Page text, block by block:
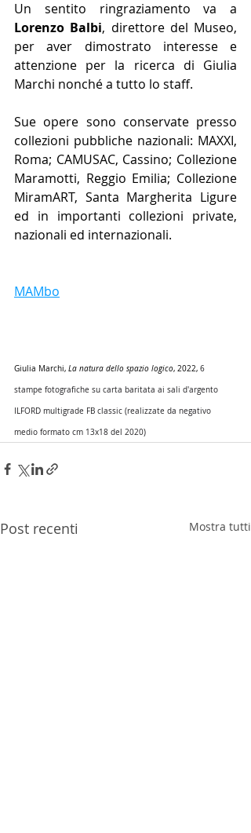
Lorenzo Balbi, direttore del Museo,
per aver dimostrato interesse e
attenzione per la ricerca di Giulia
Marchi nonché a tutto lo staff.
Sue opere sono conservate presso
collezioni pubbliche nazionali: MAXXI,
Roma; CAMUSAC, Cassino; Collezione
Maramotti, Reggio Emilia; Collezione
MiramART, Santa Margherita Ligure
ed in importanti collezioni private,
nazionali ed internazionali.
MAMbo
Giulia Marchi, La natura dello spazio logico, 2022, 6
stampe fotografiche su carta baritata ai sali d'argento
ILFORD multigrade FB classic (realizzate da negativo
medio formato cm 13x18 del 2020)
Post recenti Mostra tutti